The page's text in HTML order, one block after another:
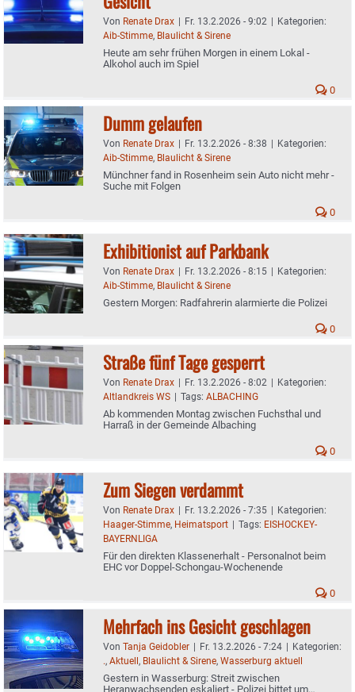
Von Renate Drax | Fr. 13.2.2026 - 9:02 | Kategorien:
Aib-Stimme, Blaulicht & Sirene
Heute am sehr frühen Morgen in einem Lokal -
Alkohol auch im Spiel
0
Dumm gelaufen
Von Renate Drax | Fr. 13.2.2026 - 8:38 | Kategorien:
Aib-Stimme, Blaulicht & Sirene
Münchner fand in Rosenheim sein Auto nicht mehr -
Suche mit Folgen
0
Exhibitionist auf Parkbank
Von Renate Drax | Fr. 13.2.2026 - 8:15 | Kategorien:
Aib-Stimme, Blaulicht & Sirene
Gestern Morgen: Radfahrerin alarmierte die Polizei
0
Straße fünf Tage gesperrt
Von Renate Drax | Fr. 13.2.2026 - 8:02 | Kategorien:
Altlandkreis WS | Tags: ALBACHING
Ab kommenden Montag zwischen Fuchsthal und
Harraß in der Gemeinde Albaching
0
Zum Siegen verdammt
Von Renate Drax | Fr. 13.2.2026 - 7:35 | Kategorien:
Haager-Stimme, Heimatsport | Tags: EISHOCKEY-
BAYERNLIGA
Für den direkten Klassenerhalt - Personalnot beim
EHC vor Doppel-Schongau-Wochenende
0
Mehrfach ins Gesicht geschlagen
Von Tanja Geidobler | Fr. 13.2.2026 - 7:24 | Kategorien:
., Aktuell, Blaulicht & Sirene, Wasserburg aktuell
Gestern in Wasserburg: Streit zwischen
Heranwachsenden eskaliert - Polizei bittet um